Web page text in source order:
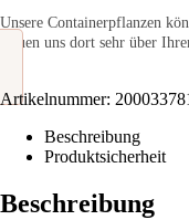
Unsere Containerpflanzen
freuen uns dort sehr über
Artikelnummer:
Beschreibung
Produktsicherheit
Beschreibung